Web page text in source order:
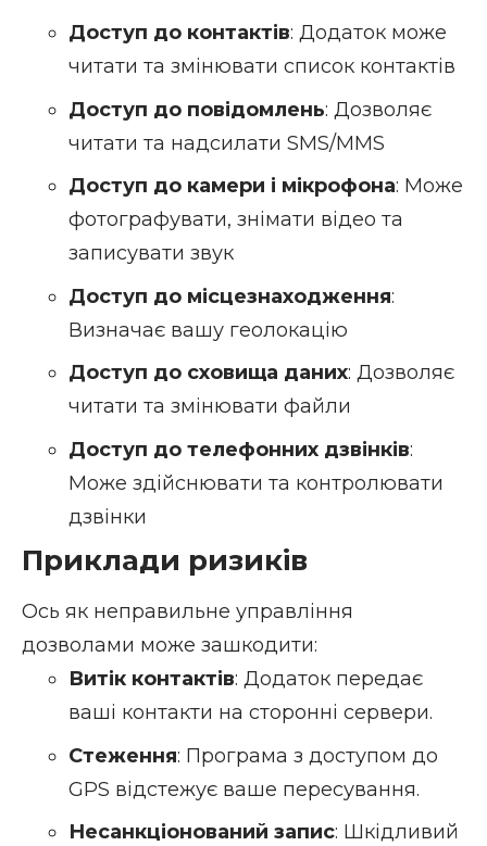
Доступ до контактів: Додаток може
читати та змінювати список контактів
Доступ до повідомлень: Дозволяє
читати та надсилати SMS/MMS
Доступ до камери і мікрофона: Може
фотографувати, знімати відео та
записувати звук
Доступ до місцезнаходження:
Визначає вашу геолокацію
Доступ до сховища даних: Дозволяє
читати та змінювати файли
Доступ до телефонних дзвінків:
Може здійснювати та контролювати
дзвінки
Приклади ризиків
Ось як неправильне управління
дозволами може зашкодити:
Витік контактів: Додаток передає
ваші контакти на сторонні сервери.
Стеження: Програма з доступом до
GPS відстежує ваше пересування.
Несанкціонований запис: Шкідливий